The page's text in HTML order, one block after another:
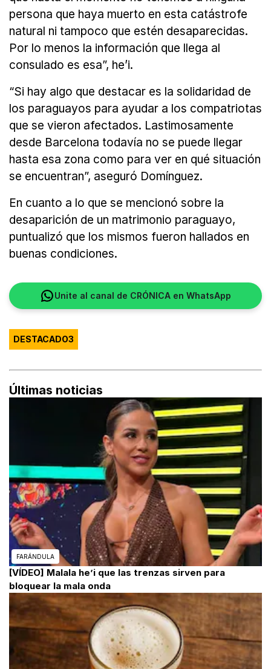
persona que haya muerto en esta catástrofe
natural ni tampoco que estén desaparecidas.
Por lo menos la información que llega al
consulado es esa”, he’i.
“Si hay algo que destacar es la solidaridad de
los paraguayos para ayudar a los compatriotas
que se vieron afectados. Lastimosamente
desde Barcelona todavía no se puede llegar
hasta esa zona como para ver en qué situación
se encuentran”, aseguró Domínguez.
En cuanto a lo que se mencionó sobre la
desaparición de un matrimonio paraguayo,
puntualizó que los mismos fueron hallados en
buenas condiciones.
Unite al canal de CRÓNICA en WhatsApp
DESTACADO3
Últimas noticias
FARÁNDULA
[VÍDEO] Malala he’i que las trenzas sirven para
bloquear la mala onda